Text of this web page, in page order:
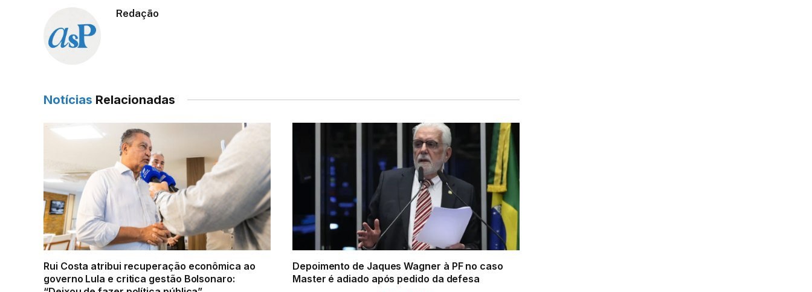
Redação
Notícias Relacionadas
Rui Costa atribui recuperação econômica ao
governo Lula e critica gestão Bolsonaro:
Depoimento de Jaques Wagner à PF no caso
Master é adiado após pedido da defesa